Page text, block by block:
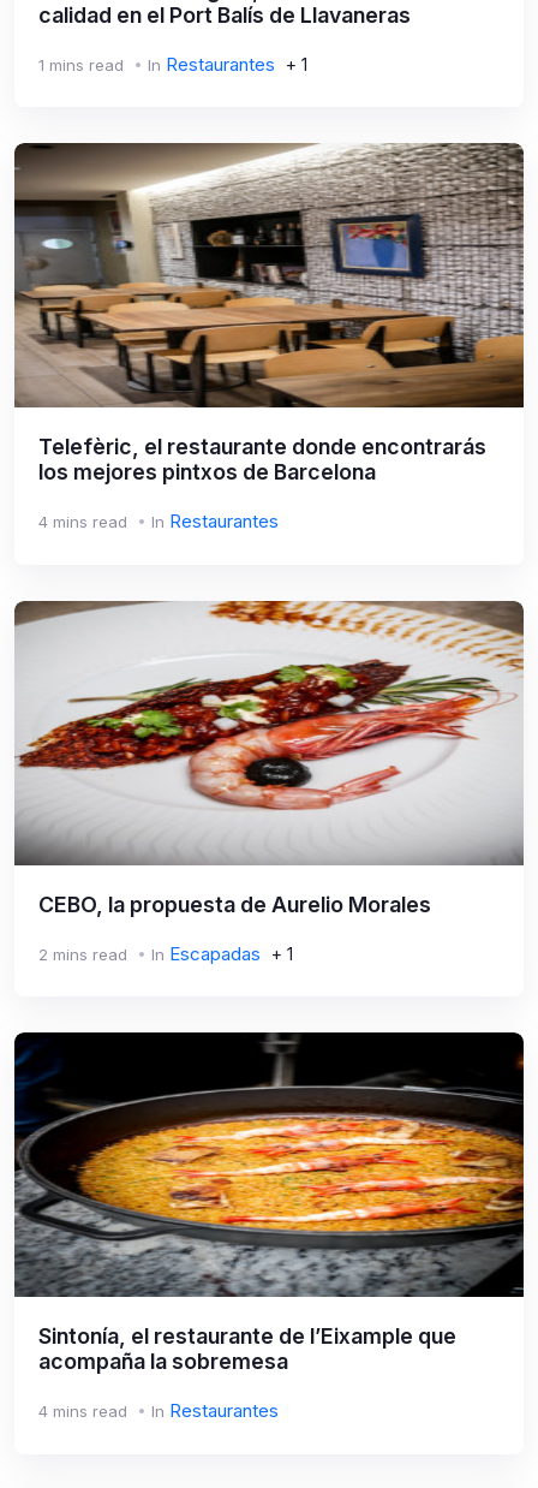
calidad en el Port Balís de Llavaneras
1 mins read In Restaurantes + 1
Telefèric, el restaurante donde encontrarás
los mejores pintxos de Barcelona
4 mins read In Restaurantes
CEBO, la propuesta de Aurelio Morales
2 mins read In Escapadas + 1
Sintonía, el restaurante de l’Eixample que
acompaña la sobremesa
4 mins read In Restaurantes